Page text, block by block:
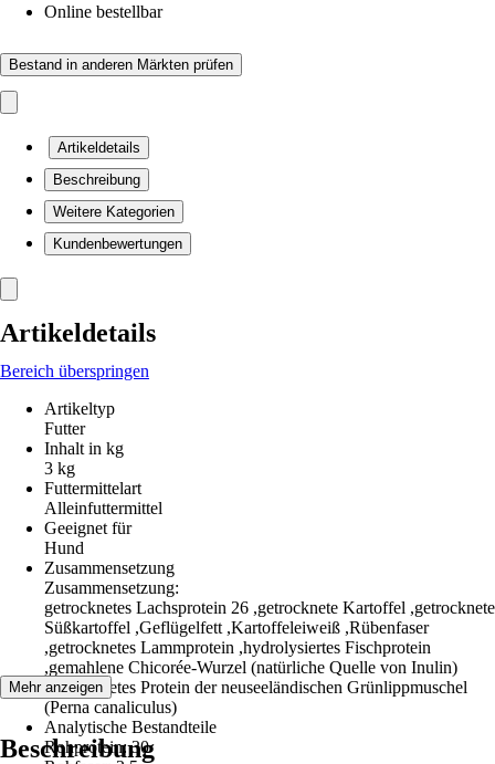
Online bestellbar
Bestand in anderen Märkten prüfen
Artikeldetails
Beschreibung
Weitere Kategorien
Kundenbewertungen
Artikeldetails
Bereich überspringen
Artikeltyp
Futter
Inhalt in kg
3 kg
Futtermittelart
Alleinfuttermittel
Geeignet für
Hund
Zusammensetzung
Zusammensetzung:
getrocknetes Lachsprotein 26 ,getrocknete Kartoffel ,getrocknete
Süßkartoffel ,Geflügelfett ,Kartoffeleiweiß ,Rübenfaser
,getrocknetes Lammprotein ,hydrolysiertes Fischprotein
,gemahlene Chicorée-Wurzel (natürliche Quelle von Inulin)
,getrocknetes Protein der neuseeländischen Grünlippmuschel
(Perna canaliculus)
Analytische Bestandteile
Rohprotein: 30
Mehr anzeigen
Beschreibung